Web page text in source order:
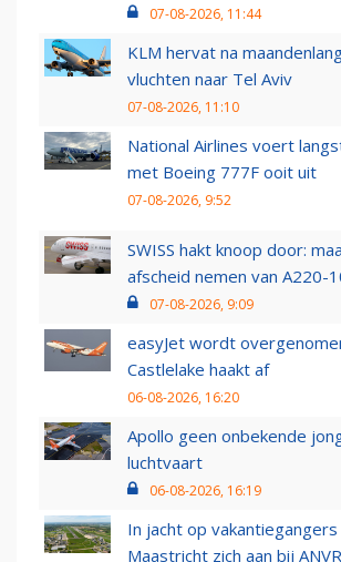
07-08-2026, 11:44
KLM hervat na
vluchten naar Tel Aviv
07-08-2026, 11:10
National Airlines voert
met Boeing 777F ooit uit
07-08-2026, 9:52
SWISS hakt knoop door:
afscheid nemen van A220-
07-08-2026, 9:09
easyJet wordt
Castlelake haakt af
06-08-2026, 16:20
Apollo geen onbekende
luchtvaart
06-08-2026, 16:19
In jacht op
Maastricht zich aan bij ANVR